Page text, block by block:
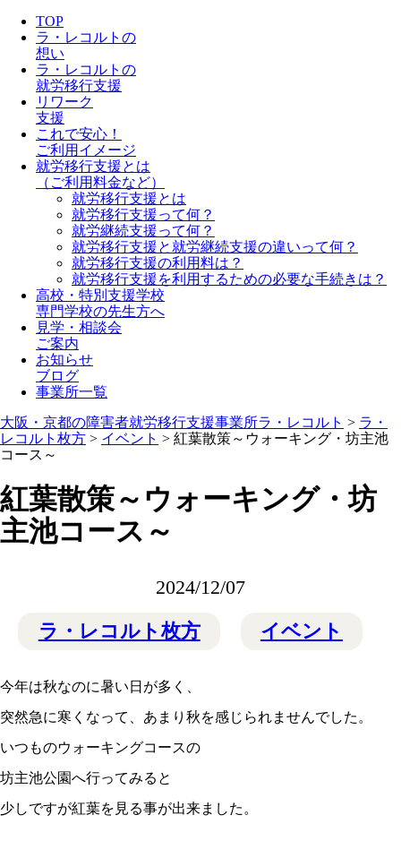
TOP
ラ・レコルトの
想い
ラ・レコルトの
就労移行支援
リワーク
支援
これで安心！
ご利用イメージ
就労移行支援とは
（ご利用料金など）
就労移行支援とは
就労移行支援って何？
就労継続支援って何？
就労移行支援と就労継続支援の違いって何？
就労移行支援の利用料は？
就労移行支援を利用するための必要な手続きは？
高校・特別支援学校
専門学校の先生方へ
見学・相談会
ご案内
お知らせ
ブログ
事業所一覧
大阪・京都の障害者就労移行支援事業所ラ・レコルト > ラ・
レコルト枚方 > イベント > 紅葉散策～ウォーキング・坊主池
コース～
紅葉散策～ウォーキング・坊
主池コース～
2024/12/07
ラ・レコルト枚方
イベント
今年は秋なのに暑い日が多く、
突然急に寒くなって、あまり秋を感じられませんでした。
いつものウォーキングコースの
坊主池公園へ行ってみると
少しですが紅葉を見る事が出来ました。